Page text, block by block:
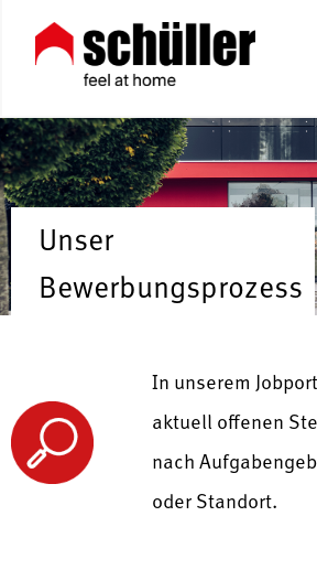
Unser
Bewerbungsprozess
In unserem
aktuell offenen
nach
oder Standort.